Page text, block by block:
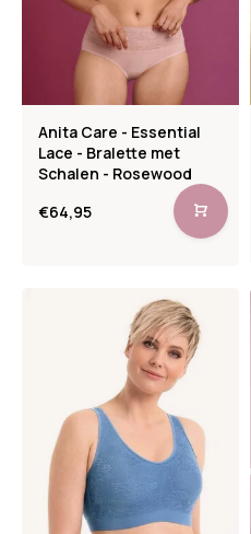
Anita Care - Essential
Lace - Bralette met
Schalen - Rosewood
€64,95